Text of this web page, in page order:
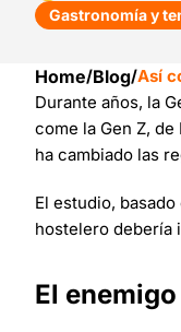
Gastronomía y
Home/Blog/Así
Durante años, la
come la Gen Z,
ha cambiado las
El estudio,
hostelero debería
El